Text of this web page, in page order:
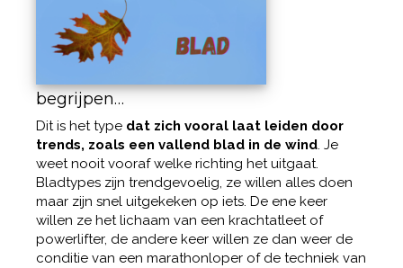
begrijpen…
Dit is het type dat zich vooral laat leiden door
trends, zoals een vallend blad in de wind. Je
weet nooit vooraf welke richting het uitgaat.
Bladtypes zijn trendgevoelig, ze willen alles doen
maar zijn snel uitgekeken op iets. De ene keer
willen ze het lichaam van een krachtatleet of
powerlifter, de andere keer willen ze dan weer de
conditie van een marathonloper of de techniek van